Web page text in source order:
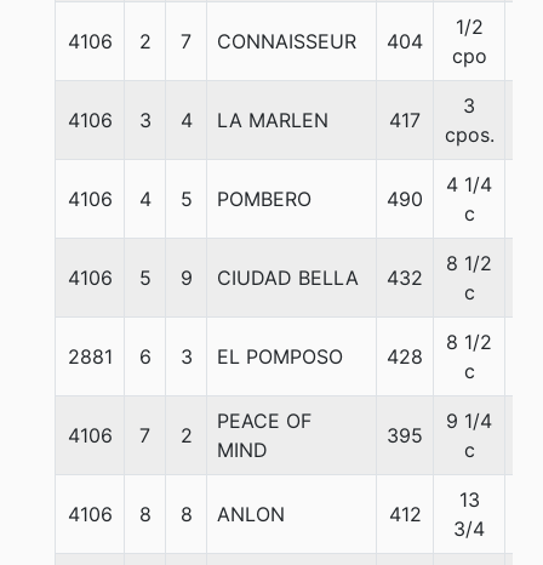
4106 2 7 CONNAISSEUR 404
1/2
cpo
4106 3 4 LA MARLEN 417
3
cpos.
4106 4 5 POMBERO 490
4 1/4
c
4106 5 9 CIUDAD BELLA 432
8 1/2
c
2881 6 3 EL POMPOSO 428
8 1/2
c
4106 7 2
PEACE OF
MIND
395
9 1/4
c
4106 8 8 ANLON 412
13
3/4